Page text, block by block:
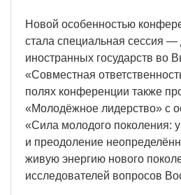
Новой особенностью
стала специальная сессия —
иностранных государств во
«Совместная
полях конференции также
«Молодёжное лидерство» с
«Сила молодого поколения:
и преодоление
живую энергию нового
исследователей вопросов